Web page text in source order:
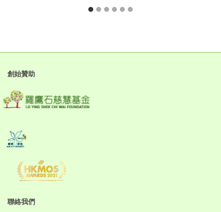
創始贊助
聯絡我們